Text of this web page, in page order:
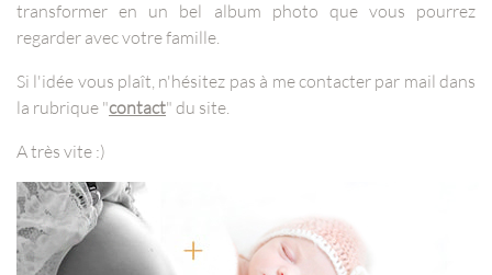
transformer en un bel album photo que vous pourrez
regarder avec votre famille.
Si l'idée vous plaît, n'hésitez pas à me contacter par mail dans
la rubrique "contact" du site.
A très vite :)